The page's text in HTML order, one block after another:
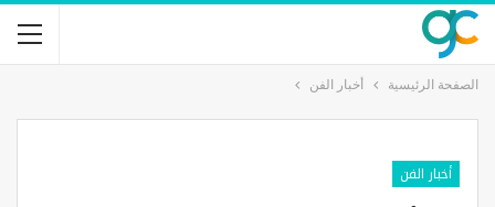
الصفحة الرئيسية أخبار الفن
أخبار الفن